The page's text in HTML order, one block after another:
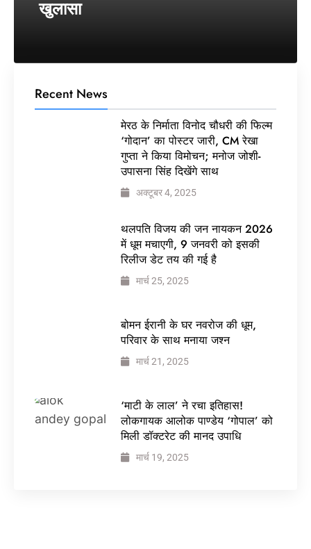
खुलासा
Recent News
मेरठ के निर्माता विनोद चौधरी की फिल्म
‘गोदान’ का पोस्टर जारी, CM रेखा
गुप्ता ने किया विमोचन; मनोज जोशी-
उपासना सिंह दिखेंगे साथ
अक्टूबर 4, 2025
थलपति विजय की जन नायकन 2026
में धूम मचाएगी, 9 जनवरी को इसकी
रिलीज डेट तय की गई है
मार्च 25, 2025
बोमन ईरानी के घर नवरोज की धूम,
परिवार के साथ मनाया जश्न
मार्च 21, 2025
‘माटी के लाल’ ने रचा इतिहास!
लोकगायक आलोक पाण्डेय ‘गोपाल’ को
मिली डॉक्टरेट की मानद उपाधि
मार्च 19, 2025